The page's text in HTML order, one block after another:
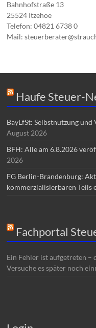
Bahnhofstraße 13
25524 Itzehoe
Telefon: 04821 6738 0
Mail:
Haufe Steuer-
BayLfSt: Selbstnutzung
August 2026
BFH: Alle am 6.8.2026
2026
FG Berlin-Brandenburg:
kommerzialisierbaren Teils
Fachportal
Ein Fehler ist aufgetreten
Versuche es später noch